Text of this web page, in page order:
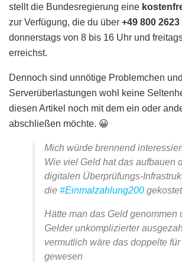
stellt die Bundesregierung eine
zur Verfügung, die du über +49 800 2623
donnerstags von 8 bis 16 Uhr und
erreichst.
Dennoch sind unnötige Problemchen und
Serverüberlastungen wohl keine
diesen Artikel noch mit dem ein oder
abschließen möchte. 😀
Mich würde brennend
Wie viel Geld hat das aufbauen
digitalen Überprüfungs-
die #Einmalzahlung200
Hätte man das Geld genommen
Gelder unkomplizierter
vermutlich wäre das doppelte
gewesen